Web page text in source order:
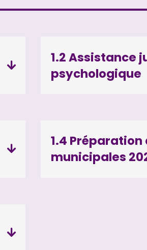
1.2 Assistance
psychologique
1.4
municipales